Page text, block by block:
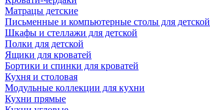
Матрацы детские
Письменные и компьютерные столы для детской
Шкафы и стеллажи для детской
Полки для детской
Ящики для кроватей
Бортики и спинки для кроватей
Кухня и столовая
Модульные коллекции для кухни
Кухни прямые